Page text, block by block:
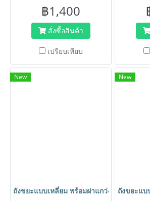
ได้ง่าย ติดตั้งล้อเคลื่อนที่ได้
สะดวก พลาสติกหนา ไม่เหม็น
ล้างทำความสะอาดง่าย
฿1,400
สั่งซื้อสินค้า
เปรียบเทียบ
New
ถังขยะแบบเหลี่ยม พร้อมฝาแกว่งทรงสวยแน
New
ถังขยะแบ